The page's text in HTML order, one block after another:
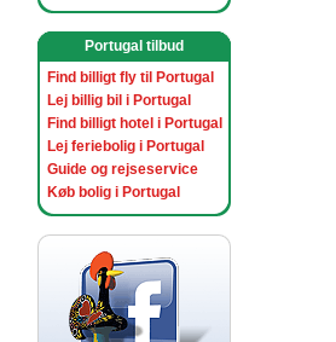
Portugal tilbud
Find billigt fly til Portugal
Lej billig bil i Portugal
Find billigt hotel i Portugal
Lej feriebolig i Portugal
Guide og rejseservice
Køb bolig i Portugal